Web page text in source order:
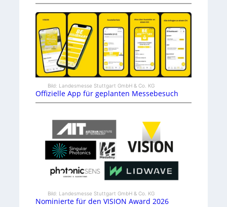
Bild: Landesmesse Stuttgart GmbH & Co. KG
Offizielle App für geplanten Messebesuch
Bild: Landesmesse Stuttgart GmbH & Co. KG
Nominierte für den VISION Award 2026